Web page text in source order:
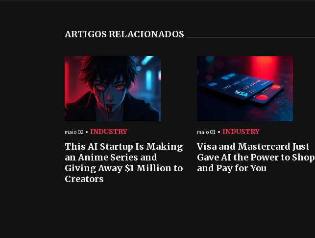
ARTIGOS RELACIONADOS
maio 02 INDUSTRY
This AI Startup Is Making
an Anime Series and
Giving Away $1 Million to
Creators
maio 01 INDUSTRY
Visa and Mastercard Just
Gave AI the Power to Shop
and Pay for You